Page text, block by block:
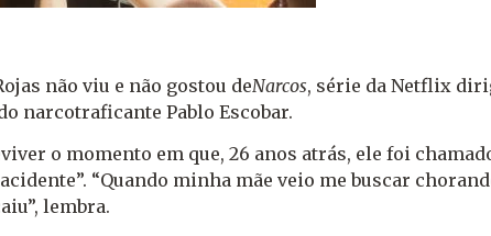
não viu e não gostou deNarcos, série da Netflix
narcotraficante Pablo Escobar.
o momento em que, 26 anos atrás, ele foi
“Quando minha mãe veio me buscar
lembra.